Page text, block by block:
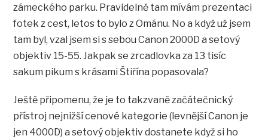
zámeckého parku. Pravidelně tam mívám prezentaci
fotek z cest, letos to bylo z Ománu. No a když už jsem
tam byl, vzal jsem si s sebou Canon 2000D a setový
objektiv 15-55. Jakpak se zrcadlovka za 13 tisíc
sakum pikum s krásami Štiřína popasovala?
Ještě připomenu, že je to takzvaně začátečnický
přístroj nejnižší cenové kategorie (levnější Canon je
jen 4000D) a setový objektiv dostanete když si ho